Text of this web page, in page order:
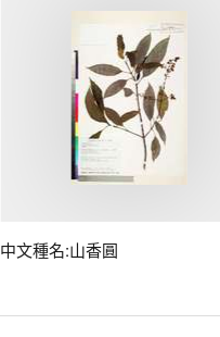
中文種名:山香圓